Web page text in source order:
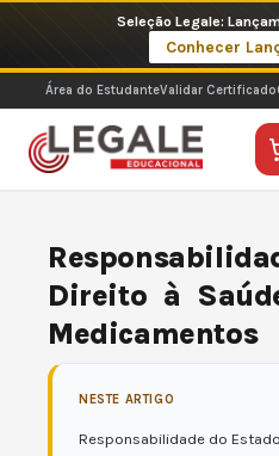
o
conteúdo
Seleção Legale:
Conhecer
Área do EstudanteValidar Certificado
Direito à
Medicamentos
NESTE ARTIGO
Responsabilidade do